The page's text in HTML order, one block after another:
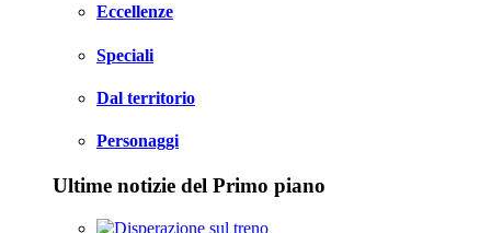
Eccellenze
Speciali
Dal territorio
Personaggi
Ultime notizie del Primo piano